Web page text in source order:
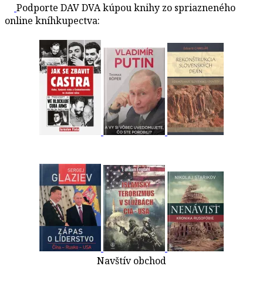
Podporte DAV DVA kúpou knihy zo spriazneného
online kníhkupectva:
Navštív obchod